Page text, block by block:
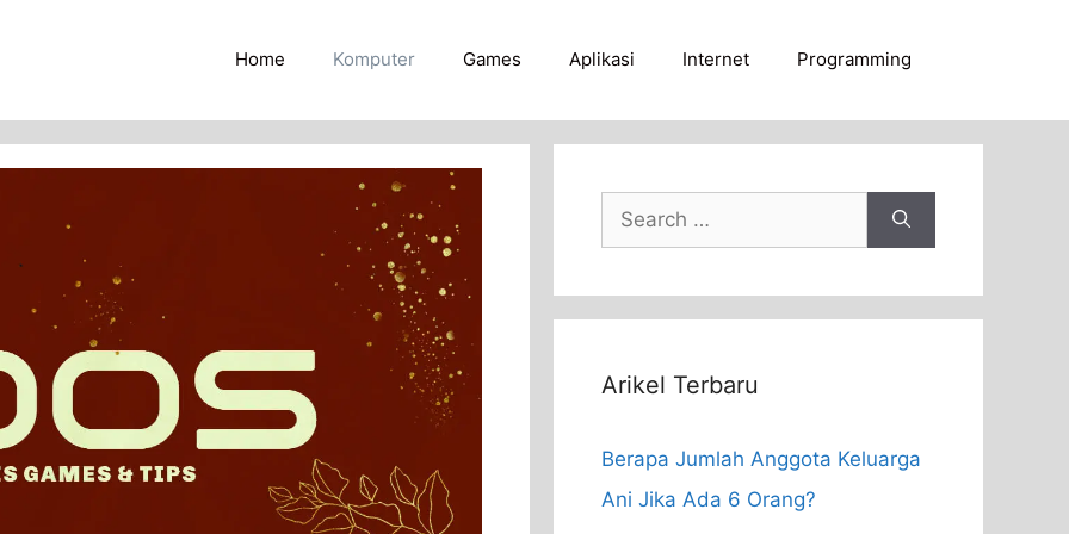
Home Komputer Games Aplikasi Internet Programming
Search
for:
Arikel Terbaru
Berapa Jumlah Anggota Keluarga
Ani Jika Ada 6 Orang?